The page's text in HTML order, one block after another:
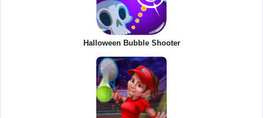
Halloween Bubble Shooter